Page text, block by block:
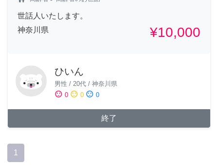
世話人いたします。
神奈川県
¥10,000
ひいん
男性 / 20代 / 神奈川県
sentiment_satisfied 0 sentiment_neutral 0 sentiment_dissatisfied 0
終了
1